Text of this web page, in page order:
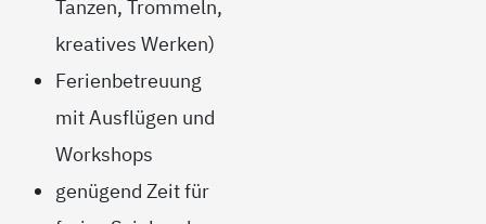
Tanzen, Trommeln,
kreatives Werken)
Ferienbetreuung
mit Ausflügen und
Workshops
genügend Zeit für